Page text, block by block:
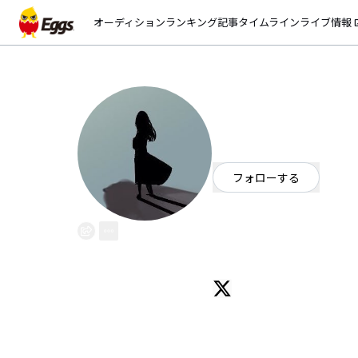
オーディションランキング記事タイムラインライブ情報
フォローする